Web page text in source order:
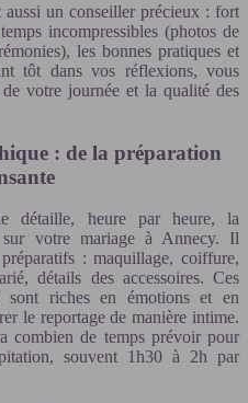
aussi un conseiller précieux : fort
incompressibles (photos de
les bonnes pratiques et
tôt dans vos réflexions, vous
votre journée et la qualité des
: de la préparation
détaille, heure par heure, la
sur votre mariage à Annecy. Il
: maquillage, coiffure,
détails des accessoires. Ces
sont riches en émotions et en
le reportage de manière intime.
combien de temps prévoir pour
souvent 1h30 à 2h par